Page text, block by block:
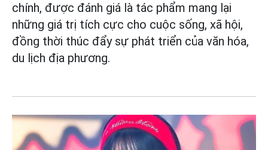
chính, được đánh giá là tác phẩm mang lại
những giá trị tích cực cho cuộc sống, xã hội,
đồng thời thúc đẩy sự phát triển của văn hóa,
du lịch địa phương.